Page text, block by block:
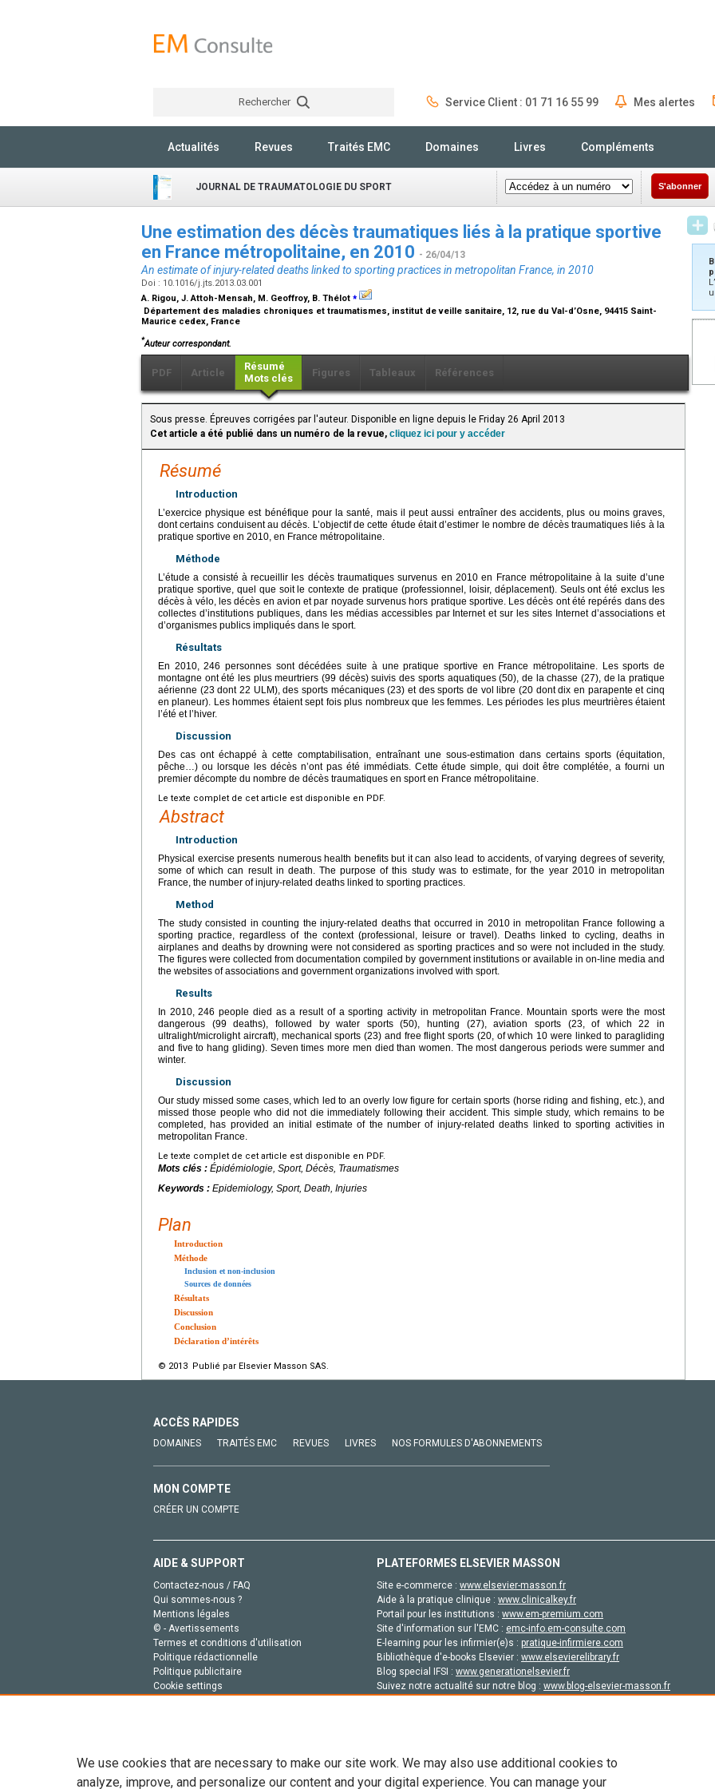
Rechercher Service Client : 01 71 16 55 99 Mes alertes
Actualités Revues Traités EMC Domaines Livres Compléments
JOURNAL DE TRAUMATOLOGIE DU SPORT S'abonner
Une estimation des décès traumatiques liés à la pratique sportive
en France métropolitaine, en 2010 - 26/04/13
An estimate of injury-related deaths linked to sporting practices in metropolitan France, in 2010
Doi : 10.1016/j.jts.2013.03.001
A. Rigou, J. Attoh-Mensah, M. Geoffroy, B. Thélot ⁎
Département des maladies chroniques et traumatismes, institut de veille sanitaire, 12, rue du Val-d’Osne, 94415 Saint-
Maurice cedex, France
*Auteur correspondant.
PDF Article
Résumé
Mots clés
Figures Tableaux Références
Sous presse. Épreuves corrigées par l'auteur. Disponible en ligne depuis le Friday 26 April 2013
Cet article a été publié dans un numéro de la revue, cliquez ici pour y accéder
Résumé
Introduction
L’exercice physique est bénéfique pour la santé, mais il peut aussi entraîner des accidents, plus ou moins graves,
dont certains conduisent au décès. L’objectif de cette étude était d’estimer le nombre de décès traumatiques liés à la
pratique sportive en 2010, en France métropolitaine.
Méthode
L’étude a consisté à recueillir les décès traumatiques survenus en 2010 en France métropolitaine à la suite d’une
pratique sportive, quel que soit le contexte de pratique (professionnel, loisir, déplacement). Seuls ont été exclus les
décès à vélo, les décès en avion et par noyade survenus hors pratique sportive. Les décès ont été repérés dans des
collectes d’institutions publiques, dans les médias accessibles par Internet et sur les sites Internet d’associations et
d’organismes publics impliqués dans le sport.
Résultats
En 2010, 246 personnes sont décédées suite à une pratique sportive en France métropolitaine. Les sports de
montagne ont été les plus meurtriers (99 décès) suivis des sports aquatiques (50), de la chasse (27), de la pratique
aérienne (23 dont 22 ULM), des sports mécaniques (23) et des sports de vol libre (20 dont dix en parapente et cinq
en planeur). Les hommes étaient sept fois plus nombreux que les femmes. Les périodes les plus meurtrières étaient
l’été et l’hiver.
Discussion
Des cas ont échappé à cette comptabilisation, entraînant une sous-estimation dans certains sports (équitation,
pêche…) ou lorsque les décès n’ont pas été immédiats. Cette étude simple, qui doit être complétée, a fourni un
premier décompte du nombre de décès traumatiques en sport en France métropolitaine.
Le texte complet de cet article est disponible en PDF.
Abstract
Introduction
Physical exercise presents numerous health benefits but it can also lead to accidents, of varying degrees of severity,
some of which can result in death. The purpose of this study was to estimate, for the year 2010 in metropolitan
France, the number of injury-related deaths linked to sporting practices.
Method
The study consisted in counting the injury-related deaths that occurred in 2010 in metropolitan France following a
sporting practice, regardless of the context (professional, leisure or travel). Deaths linked to cycling, deaths in
airplanes and deaths by drowning were not considered as sporting practices and so were not included in the study.
The figures were collected from documentation compiled by government institutions or available in on-line media and
the websites of associations and government organizations involved with sport.
Results
In 2010, 246 people died as a result of a sporting activity in metropolitan France. Mountain sports were the most
dangerous (99 deaths), followed by water sports (50), hunting (27), aviation sports (23, of which 22 in
ultralight/microlight aircraft), mechanical sports (23) and free flight sports (20, of which 10 were linked to paragliding
and five to hang gliding). Seven times more men died than women. The most dangerous periods were summer and
winter.
Discussion
Our study missed some cases, which led to an overly low figure for certain sports (horse riding and fishing, etc.), and
missed those people who did not die immediately following their accident. This simple study, which remains to be
completed, has provided an initial estimate of the number of injury-related deaths linked to sporting activities in
metropolitan France.
Le texte complet de cet article est disponible en PDF.
Mots clés : Épidémiologie, Sport, Décès, Traumatismes
Keywords : Epidemiology, Sport, Death, Injuries
Plan
Introduction
Méthode
Inclusion et non-inclusion
Sources de données
Résultats
Discussion
Conclusion
Déclaration d’intérêts
© 2013 Publié par Elsevier Masson SAS.
ACCÈS RAPIDES
DOMAINES TRAITÉS EMC REVUES LIVRES NOS FORMULES D'ABONNEMENTS
MON COMPTE
CRÉER UN COMPTE
AIDE & SUPPORT
Contactez-nous / FAQ
Qui sommes-nous ?
Mentions légales
© - Avertissements
Termes et conditions d'utilisation
Politique rédactionnelle
Politique publicitaire
Cookie settings
PLATEFORMES ELSEVIER MASSON
Site e-commerce : www.elsevier-masson.fr
Aide à la pratique clinique : www.clinicalkey.fr
Portail pour les institutions : www.em-premium.com
Site d'information sur l'EMC : emc-info.em-consulte.com
E-learning pour les infirmier(e)s : pratique-infirmiere.com
Bibliothèque d'e-books Elsevier : www.elsevierelibrary.fr
Blog special IFSI : www.generationelsevier.fr
Suivez notre actualité sur notre blog : www.blog-elsevier-masson.fr
We use cookies that are necessary to make our site work. We may also use additional cookies to
analyze, improve, and personalize our content and your digital experience. You can manage your